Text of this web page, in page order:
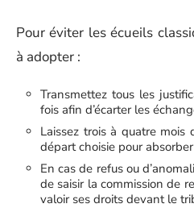
Pour éviter les écueils
à adopter :
Transmettez tous les
fois afin d’écarter les
Laissez trois à quatre
départ choisie pour
En cas de refus ou
de saisir la commission de
valoir ses droits devant le